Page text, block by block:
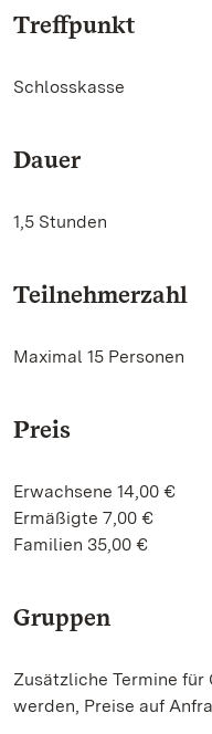
Treffpunkt
Schlosskasse
Dauer
1,5 Stunden
Teilnehmerzahl
Maximal 15 Personen
Preis
Erwachsene 14,00 €
Ermäßigte 7,00 €
Familien 35,00 €
Gruppen
Zusätzliche Termine
werden, Preise auf